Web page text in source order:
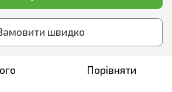
швидко
Порівняти